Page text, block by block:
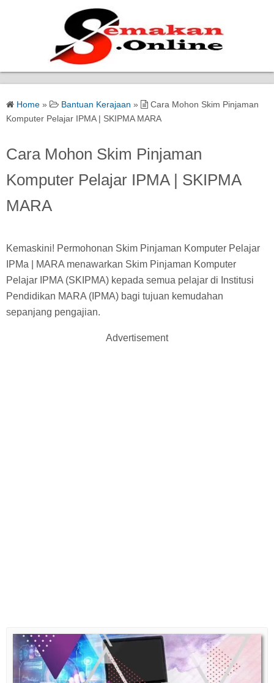
Home
Bantuan Kerajaan
Biasiswa
Pendidikan
Kerja Kosong Terkini
Home » Bantuan Kerajaan »
Cara Mohon Skim Pinjaman
Komputer Pelajar IPMA | SKIPMA MARA
Cara Mohon Skim Pinjaman
Komputer Pelajar IPMA | SKIPMA
MARA
Kemaskini! Permohonan Skim Pinjaman Komputer Pelajar
IPMa | MARA menawarkan Skim Pinjaman Komputer
Pelajar IPMA (SKIPMA) kepada semua pelajar di Institusi
Pendidikan MARA (IPMA) bagi tujuan kemudahan
sepanjang pengajian.
Advertisement